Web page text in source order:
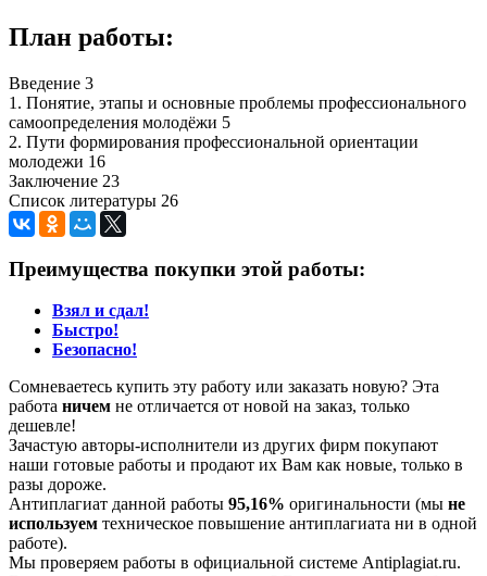
План работы:
Введение 3
1. Понятие, этапы и основные проблемы профессионального
самоопределения молодёжи 5
2. Пути формирования профессиональной ориентации
молодежи 16
Заключение 23
Список литературы 26
Преимущества покупки этой работы:
Взял и сдал!
Быстро!
Безопасно!
Сомневаетесь купить эту работу или заказать новую? Эта
работа ничем не отличается от новой на заказ, только
дешевле!
Зачастую авторы-исполнители из других фирм покупают
наши готовые работы и продают их Вам как новые, только в
разы дороже.
Антиплагиат данной работы 95,16% оригинальности (мы не
используем техническое повышение антиплагиата ни в одной
работе).
Мы проверяем работы в официальной системе Аntiplagiat.ru.